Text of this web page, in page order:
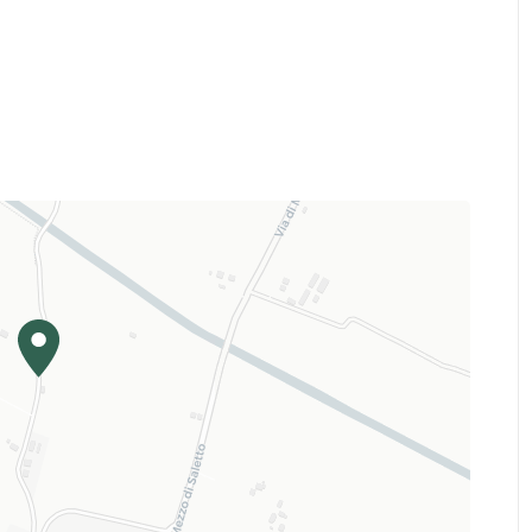
e al lavoro contadino nel
i diversi cicli produttivi (la
su prodotti locali come
di ambienti della casa rurale.
temporanee
consente di
legate all'archeologia contadina e
ricevere le newsletter.